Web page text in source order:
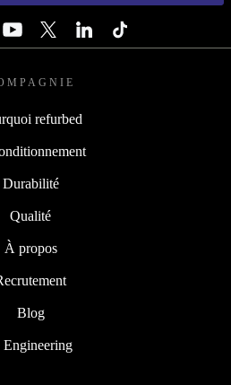
refurbed
Durabilité
Qualité
À propos
Blog